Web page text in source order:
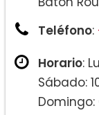
Teléfono:
Horario:
Sábado: